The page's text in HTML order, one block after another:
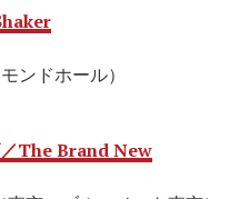
ンドホール）
The Brand New